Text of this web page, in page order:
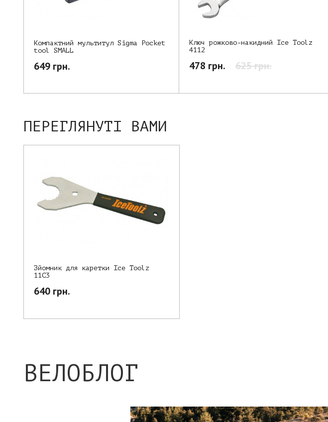
Компактний мультитул Sigma Pocket
tool SMALL
649 грн.
Ключ рожково-накидний Ice Toolz
4112
478 грн. 625 грн.
ПЕРЕГЛЯНУТІ ВАМИ
Зйомник для каретки Ice Toolz
11C3
640 грн.
ВЕЛОБЛОГ